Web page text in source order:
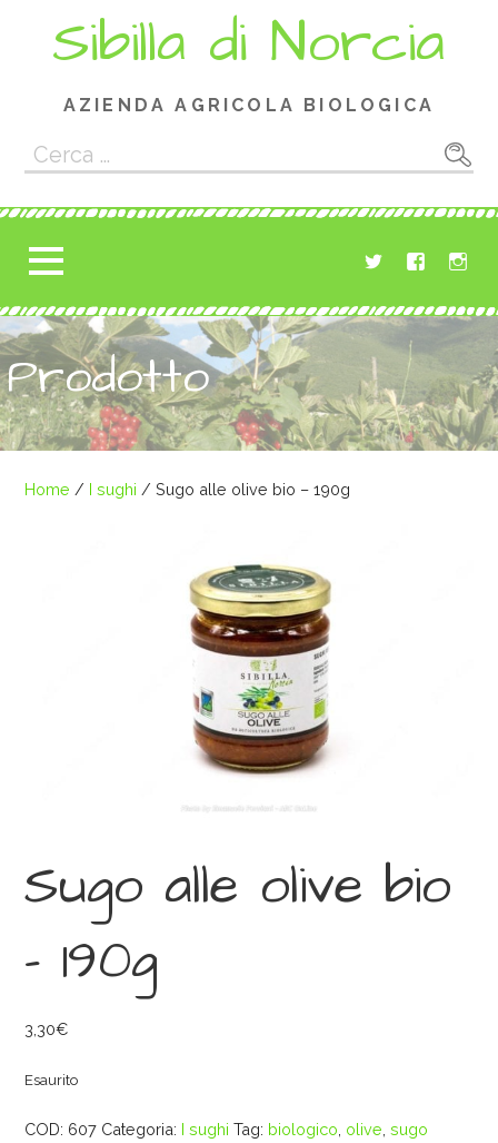
Sibilla di Norcia
AZIENDA AGRICOLA BIOLOGICA
Ricerca
per:
Prodotto
Home / I sughi / Sugo alle olive bio – 190g
Sugo alle olive bio
– 190g
3,30€
Esaurito
COD: 607 Categoria: I sughi Tag: biologico olive ,sugo